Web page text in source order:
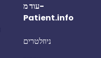
עוד מ-
Patient.info
ניוזלטרים